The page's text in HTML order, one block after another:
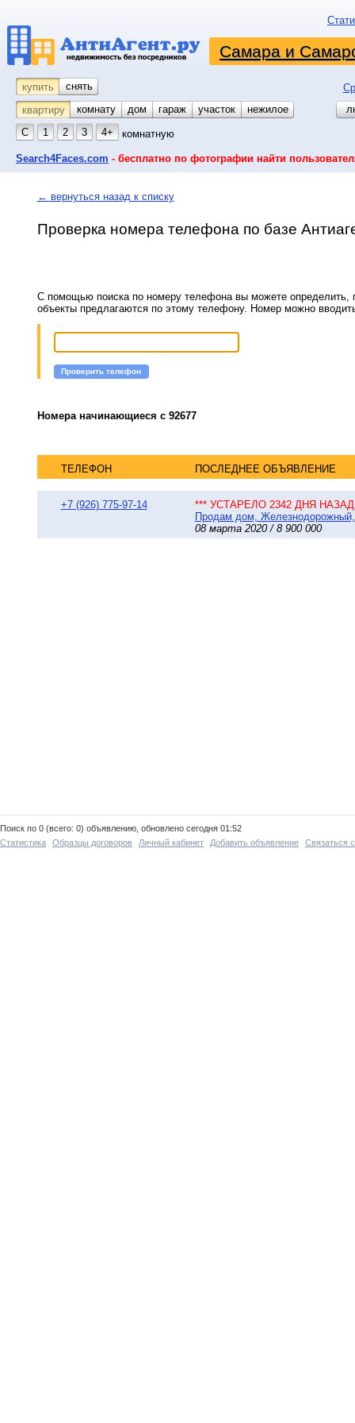
Самара и
купить снять
квартиру
комнату койко-место
дом гараж участок
нежилое
С
1 2 3 4+ комнатную
Search4Faces.com - бесплатно по фотографии найти
← вернуться назад к списку
Проверка номера телефона по базе
С помощью поиска по номеру телефона вы можете определить,
объекты предлагаются по этому телефону. Номер можно
Проверить телефон
Номера начинающиеся с 92677
ТЕЛЕФОН ПОСЛЕДНЕЕ ОБЪЯВЛЕНИЕ
+7 (926) 775-97-14
*** УСТАРЕЛО 2342 ДНЯ НАЗАД
Продам дом,
08 марта 2020 / 8 900 000
Поиск по 0 (всего: 0) объявлению, обновлено сегодня 01:52
Статистика
Образцы договоров Личный кабинет Добавить объявление Связаться